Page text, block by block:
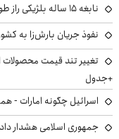
نابغه ۱۵ ساله بلژیکی راز طول عمر و توقف پیری انسان را کشف می‌کند؟
نفوذ جریان بارش‌زا به
+جدول
اسرائیل چگونه امارات -
جمهوری اسلامی هشدار